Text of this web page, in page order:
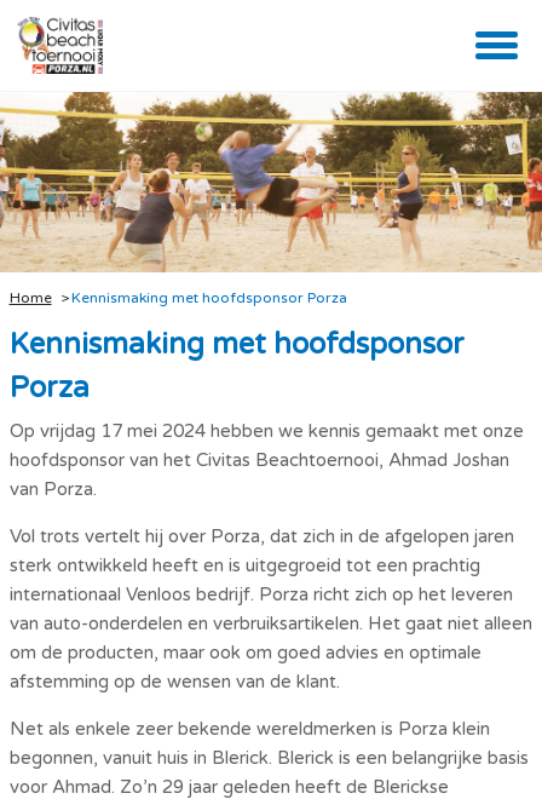
Home Kennismaking met hoofdsponsor Porza
Kennismaking met hoofdsponsor
Porza
Op vrijdag 17 mei 2024 hebben we kennis gemaakt met onze
hoofdsponsor van het Civitas Beachtoernooi, Ahmad Joshan
van Porza.
Vol trots vertelt hij over Porza, dat zich in de afgelopen jaren
sterk ontwikkeld heeft en is uitgegroeid tot een prachtig
internationaal Venloos bedrijf. Porza richt zich op het leveren
van auto-onderdelen en verbruiksartikelen. Het gaat niet alleen
om de producten, maar ook om goed advies en optimale
afstemming op de wensen van de klant.
Net als enkele zeer bekende wereldmerken is Porza klein
begonnen, vanuit huis in Blerick. Blerick is een belangrijke basis
voor Ahmad. Zo’n 29 jaar geleden heeft de Blerickse